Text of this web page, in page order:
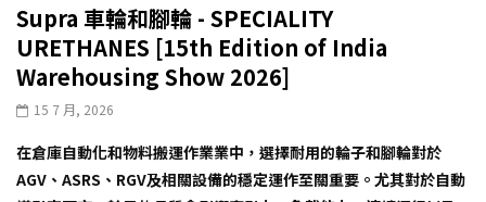
Supra 車輪和腳輪 - SPECIALITY
URETHANES [15th Edition of India
Warehousing Show 2026]
15 7 月, 2026
在倉庫自動化和物料搬運作業業中，選擇耐用的輪子和腳輪對於
AGV、ASRS、RGV及相關設備的穩定運作至關重要。尤其對於自動